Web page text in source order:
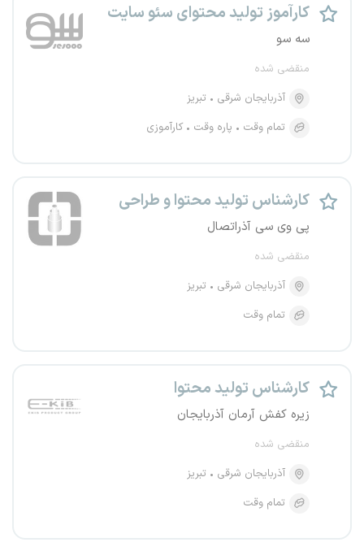
کارآموز تولید محتوای سئو سایت
سه سو
منقضی شده
آذربایجان شرقی
تبریز
تمام وقت
پاره وقت کارآموزی
کارشناس تولید محتوا و طراحی
پی وی سی آذراتصال
منقضی شده
آذربایجان شرقی
تبریز
تمام وقت
کارشناس تولید محتوا
زیره کفش آرمان آذربایجان
منقضی شده
آذربایجان شرقی
تبریز
تمام وقت